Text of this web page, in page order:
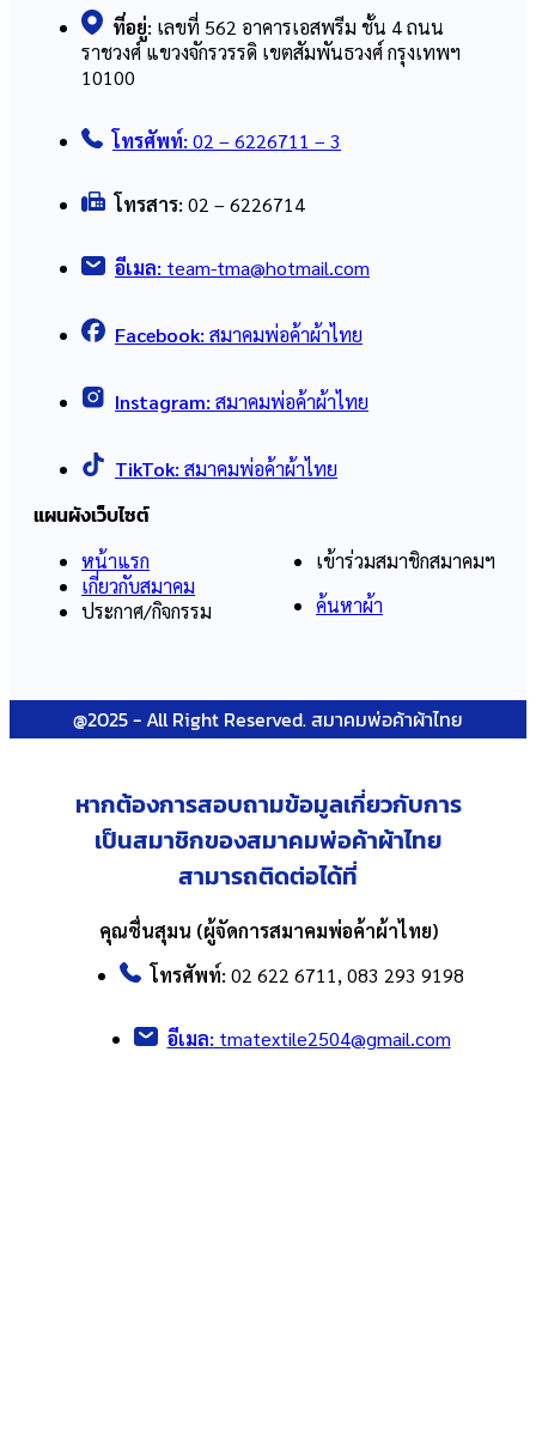
ที่อยู่: เลขที่ 562 อาคารเอสพรีม ชั้น 4 ถนน
ราชวงศ์ แขวงจักรวรรดิ เขตสัมพันธวงศ์ กรุงเทพฯ
10100
โทรศัพท์: 02 – 6226711 – 3
โทรสาร: 02 – 6226714
อีเมล: team-tma@hotmail.com
Facebook: สมาคมพ่อค้าผ้าไทย
Instagram: สมาคมพ่อค้าผ้าไทย
TikTok: สมาคมพ่อค้าผ้าไทย
แผนผังเว็บไซต์
หน้าแรก
เกี่ยวกับสมาคม
ประกาศ/กิจกรรม
เข้าร่วมสมาชิกสมาคมฯ
ค้นหาผ้า
@2025 - All Right Reserved. สมาคมพ่อค้าผ้าไทย
หากต้องการสอบถามข้อมูลเกี่ยวกับการ
เป็นสมาชิกของสมาคมพ่อค้าผ้าไทย
สามารถติดต่อได้ที่
คุณชื่นสุมน (ผู้จัดการสมาคมพ่อค้าผ้าไทย)
โทรศัพท์: 02 622 6711, 083 293 9198
อีเมล: tmatextile2504@gmail.com